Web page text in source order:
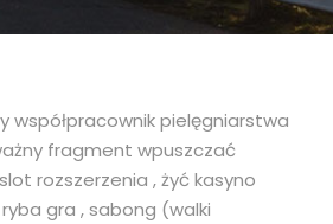
współpracownik pielęgniarstwa
fragment wpuszczać
rozszerzenia , żyć kasyno
gra , sabong (walki